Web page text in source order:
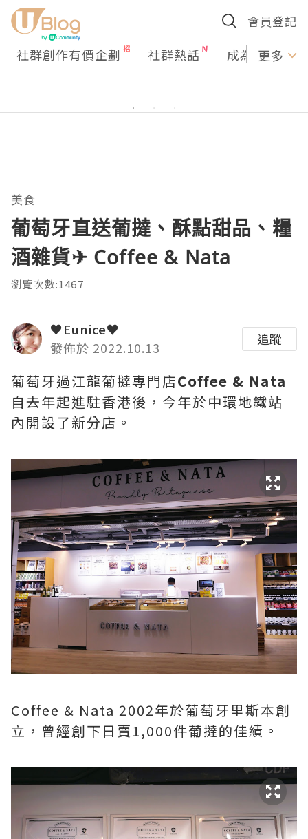
會員登記
社群創作有價企劃 社群熱話 成為U更多
美食
葡萄牙直送葡撻、酥點甜品、糧
酒雜貨✈ Coffee & Nata
瀏覽次數:1467
♥Eunice♥
發佈於 2022.10.13
追蹤
葡萄牙過江龍葡撻專門店Coffee & Nata
自去年起進駐香港後，今年於中環地鐵站
內開設了新分店。
Coffee & Nata 2002年於葡萄牙里斯本創
立，曾經創下日賣1,000件葡撻的佳績。